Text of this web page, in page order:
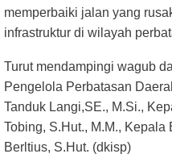
memperbaiki jalan yang
infrastruktur di wilayah
Turut mendampingi wagub
Pengelola Perbatasan
Tanduk Langi,SE., M.Si.,
Tobing, S.Hut., M.M.,
Berltius, S.Hut. (dkisp)